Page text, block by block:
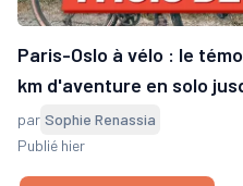
Paris-Oslo à vélo : le
km d'aventure en solo
par Sophie Renassia
Publié hier